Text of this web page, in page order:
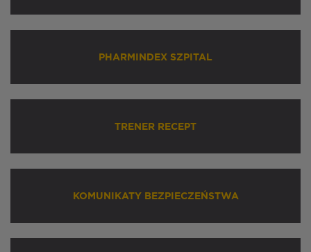
PHARMINDEX SZPITAL
TRENER RECEPT
KOMUNIKATY BEZPIECZEŃSTWA